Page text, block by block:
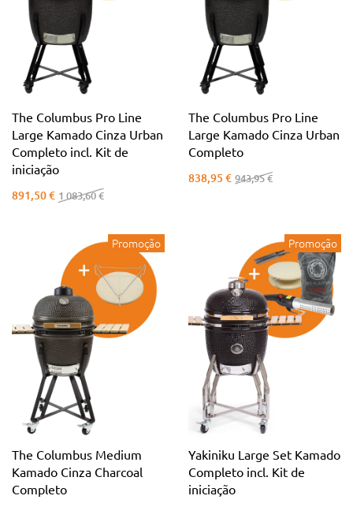
The Columbus Pro Line
Large Kamado Cinza Urban
Completo incl. Kit de
iniciação
891,50 € 1 083,60 €
The Columbus Pro Line
Large Kamado Cinza Urban
Completo
838,95 € 943,95 €
Promoção
The Columbus Medium
Kamado Cinza Charcoal
Completo
Promoção
Yakiniku Large Set Kamado
Completo incl. Kit de
iniciação